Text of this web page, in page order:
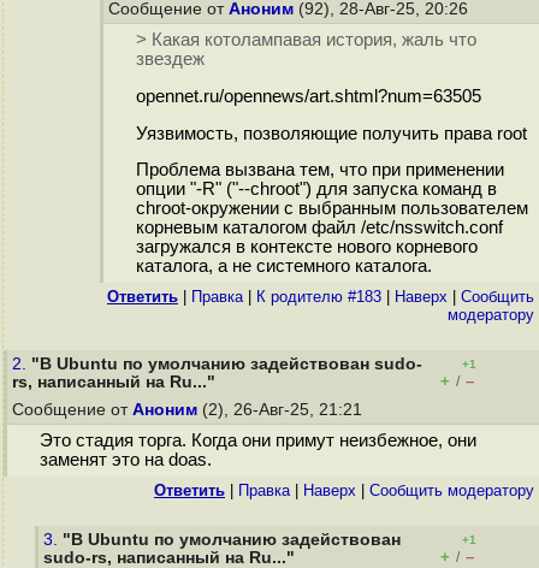
Сообщение от Аноним (92), 28-Авг-25, 20:26
> Какая котолампавая история, жаль что
звездеж
opennet.ru/opennews/art.shtml?num=63505
Уязвимость, позволяющие получить права root
Проблема вызвана тем, что при применении
опции "-R" ("--chroot") для запуска команд в
chroot-окружении с выбранным пользователем
корневым каталогом файл /etc/nsswitch.conf
загружался в контексте нового корневого
каталога, а не системного каталога.
Ответить Правка| К родителю #183 Наверх
Cообщить
модератору
2. "В Ubuntu по умолчанию задействован sudo-
rs, написанный на Ru..."
+1
+ / –
Сообщение от Аноним (2), 26-Авг-25, 21:21
Это стадия торга. Когда они примут неизбежное, они
заменят это на doas.
Ответить Правка| Наверх Cообщить модератору
3. "В Ubuntu по умолчанию задействован
sudo-rs, написанный на Ru..."
+1
+ / –